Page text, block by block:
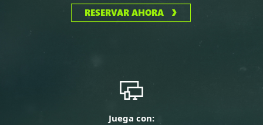
RESERVAR AHORA
Juega con: